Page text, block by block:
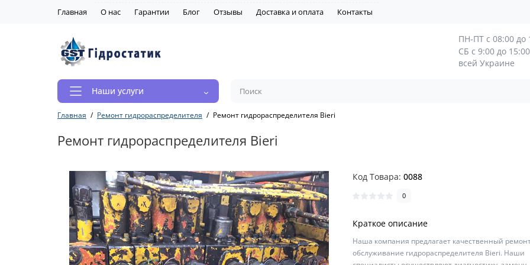
Главная О нас Гарантии Блог Отзывы Доставка и оплата Контакты
ПН-ПТ с 08:00 до
СБ с 9:00 до
всей Украине
Наши услуги
Главная Ремонт гидрораспределителя Ремонт гидрораспределителя Bieri
Ремонт гидрораспределителя Bieri
Код Товара:0088
0
Краткое описание
Наша компания предлагает качественный
обслуживание гидрораспределителя Bieri. Наши